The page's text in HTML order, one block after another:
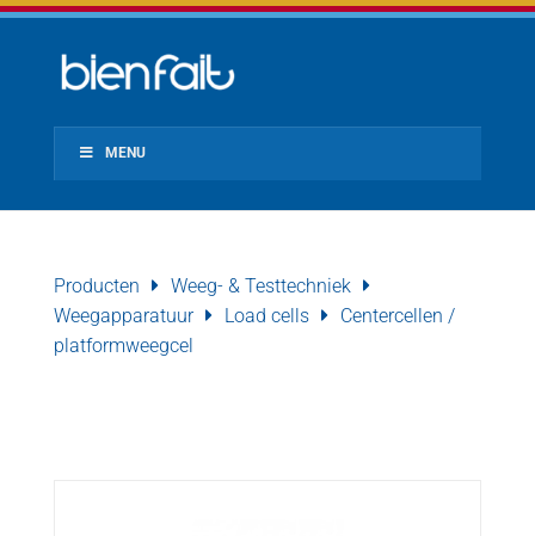
MENU
Producten
Weeg- & Testtechniek
Weegapparatuur
Load cells
Centercellen /
platformweegcel